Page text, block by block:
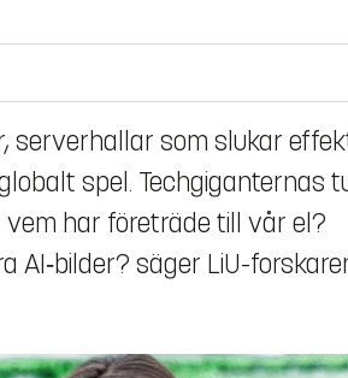
serverhallar som slukar
spel. Techgiganternas
har företräde till vår el?
AI‑bilder? säger LiU-